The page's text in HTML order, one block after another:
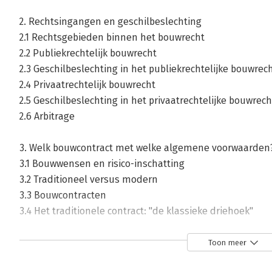
2. Rechtsingangen en geschilbeslechting
2.1 Rechtsgebieden binnen het bouwrecht
2.2 Publiekrechtelijk bouwrecht
2.3 Geschilbeslechting in het publiekrechtelijke
2.4 Privaatrechtelijk bouwrecht
2.5 Geschilbeslechting in het privaatrechtelijke
2.6 Arbitrage
3. Welk bouwcontract met welke algemene
3.1 Bouwwensen en risico-inschatting
3.2 Traditioneel versus modern
3.3 Bouwcontracten
3.4 Het traditionele contract: "de klassieke driehoek"
3.6 het "pluscontract": het "geïntegreerd-plus model
Toon meer